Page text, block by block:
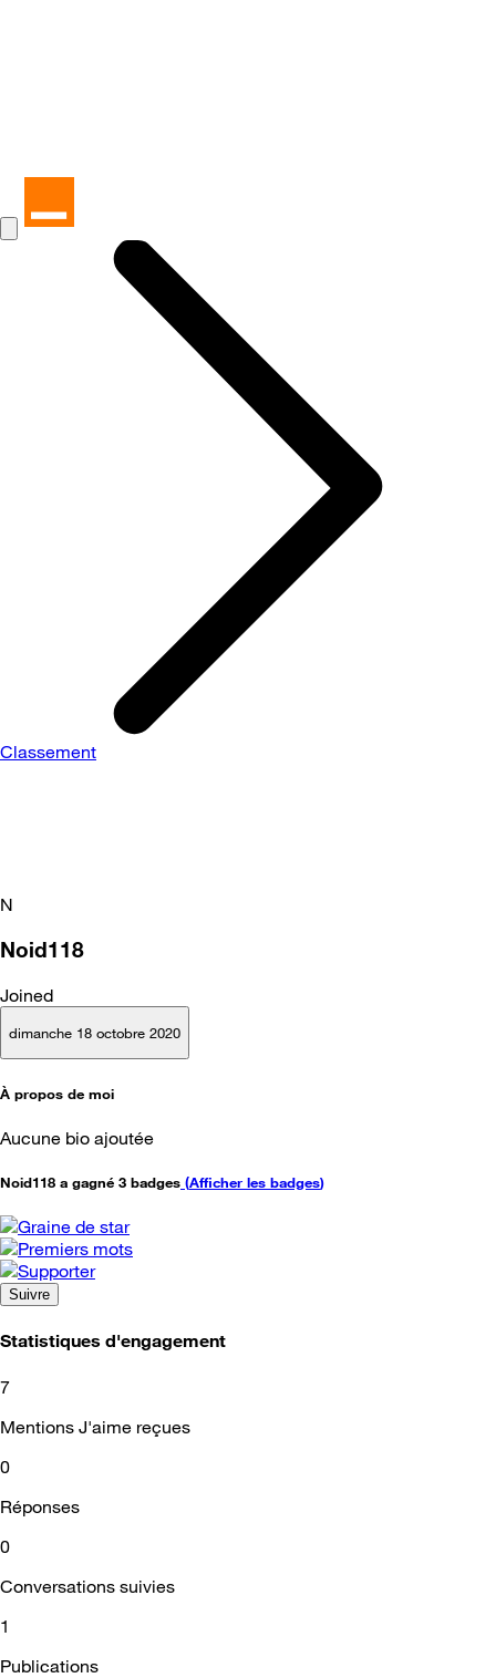
Classement
N
Noid118
Joined
dimanche 18 octobre 2020
À propos de moi
Aucune bio ajoutée
Noid118 a gagné 3 badges (Afficher les badges)
Suivre
Statistiques d'engagement
7
Mentions J'aime reçues
0
Réponses
0
Conversations suivies
1
Publications